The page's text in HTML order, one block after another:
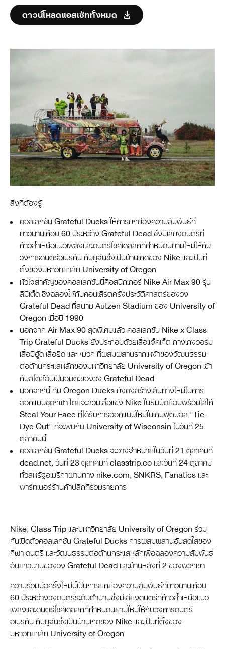
ดาวน์โหลดแอสเซ็ททั้งหมด
สิ่งที่ต้องรู้
คอลเลกชัน Grateful Ducks ให้การยกย่องความสัมพันธ์ที่
ยาวนานเกือบ 60 ปีระหว่าง Grateful Dead ซึ่งมีเสียงดนตรีที่
ก้าวล้ำเหนือแนวเพลงและดนตรีไซคีเดลลิกที่กำหนดนิยามใหม่ให้กับ
วงการดนตรีอเมริกัน กับยูจีนซึ่งเป็นบ้านเกิดของ Nike และเป็นที่
ตั้งของมหาวิทยาลัย University of Oregon
หัวใจสำคัญของคอลเลกชันนี้คือสนีกเกอร์ Nike Air Max 90 รุ่น
ลิมิเต็ด ซึ่งฉลองให้กับคอนเสิร์ตครั้งประวัติศาสตร์ของวง
Grateful Dead ที่สนาม Autzen Stadium ของ University of
Oregon เมื่อปี 1990
นอกจาก Air Max 90 สุดพิเศษแล้ว คอลเลกชัน Nike x Class
Trip Grateful Ducks ยังประกอบด้วยเสื้อแจ็คเก็ต กางเกงวอร์ม
เสื้อมีฮู้ด เสื้อยืด และหมวก ที่ผสมผสานรากเหง้าของวัฒนธรรม
ต่อต้านกระแสหลักของมหาวิทยาลัย University of Oregon เข้า
กับสไตล์อันเป็นอมตะของวง Grateful Dead
นอกจากนี้ ทีม Oregon Ducks ยังคงสร้างเส้นทางใหม่ในการ
ออกแบบชุดกีฬา โดยจะสวมเสื้อแข่ง Nike ในธีมมัดย้อมพร้อมโลโก้
Steal Your Face ที่ได้รับการออกแบบใหม่ในเกมฟุตบอล "Tie-
Dye Out" ที่จะพบกับ University of Wisconsin ในวันที่ 25
ตุลาคมนี้
คอลเลกชัน Grateful Ducks จะวางจำหน่ายในวันที่ 21 ตุลาคมที่
dead.net, วันที่ 23 ตุลาคมที่ classtrip.co และวันที่ 24 ตุลาคม
ทั่วสหรัฐอเมริกาผ่านทาง nike.com, SNKRS, Fanatics และ
พาร์ทเนอร์ร้านค้าปลีกที่ร่วมรายการ
Nike, Class Trip และมหาวิทยาลัย University of Oregon ร่วม
กันเปิดตัวคอลเลกชัน Grateful Ducks การผสมผสานอันสดใสของ
กีฬา ดนตรี และวัฒนธรรมต่อต้านกระแสหลักเพื่อฉลองความสัมพันธ์
อันยาวนานของวง Grateful Dead และบ้านหลังที่ 2 ของพวกเขา
ความร่วมมือครั้งใหม่นี้เป็นการยกย่องความสัมพันธ์ที่ยาวนานเกือบ
60 ปีระหว่างวงดนตรีระดับตำนานซึ่งมีเสียงดนตรีที่ก้าวล้ำเหนือแนว
เพลงและดนตรีไซคีเดลลิกที่กำหนดนิยามใหม่ให้กับวงการดนตรี
อเมริกัน กับยูจีนซึ่งเป็นบ้านเกิดของ Nike และเป็นที่ตั้งของ
มหาวิทยาลัย University of Oregon